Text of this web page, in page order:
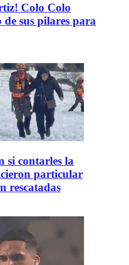
Colo Colo
sus pilares para
si contarles la
particular
rescatadas